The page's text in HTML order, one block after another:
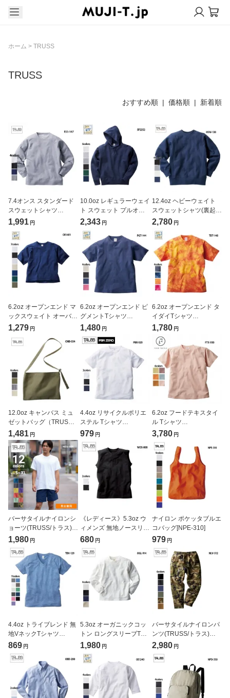
ホーム > TRUSS
TRUSS
おすすめ順 | 価格順 | 新着順
7.4オンス スタンダード
スウェットシャツ
(TRUSS/トラス)[RSS-
1,991 円
10.0oz レギュラーウェイ
ト スウェット プルオー
バー ポケットレス パー
(CROSS&STITCH/クロ
ス＆ステッチ)[SP2252]
2,343 円
12.4oz ヘビーウェイト
スウェットシャツ(裏起
毛)(TRUSS/トラス)
2,780 円
6.2oz オープンエンド マ
ックスウェイト オーバー
Tシャツ
ス＆ステッチ)[OE1401]
1,279 円
6.2oz オープンエンド ピ
グメントTシャツ
(CROSS&STITCH/クロ
1,480 円
6.2oz オープンエンド タ
イダイTシャツ
(CROSS&STITCH/クロ
ス＆ステッチ)[TDT-148]
1,780 円
12.0oz キャンバス ミュ
ゼットバッグ（TRUSS/
トラス）[CMB-034]
1,481 円
4.4oz リサイクルポリエ
ステル Tシャツ
(TRUSS/PBR ZERO)
[PBR-920]
979 円
6.2oz フードテキスタイ
ル Tシャツ
(TRUSS/FOOD
TEXTILE)[FTX-930]
3,780 円
バーサタイルナイロンシ
ョーツ(TRUSS/トラス)
[NSV-505]
1,980 円
《レディース》5.3oz ウ
ィメンズ 無地ノースリー
ブ Tシャツ(TRUSS/トラ
ス)[WOS-808]
680 円
ナイロン ポケッタブルエ
コバッグ[NPE-310]
979 円
4.4oz トライブレンド 無
地VネックTシャツ
(TRUSS/トラス)[TBV-
129]
869 円
5.3oz オーガニックコッ
トン ロングスリーブTシ
ャツ（リブ有り）
(TRUSS/orgabits/トラス/
オーガビッツ)[OGL-914]
1,980 円
バーサタイルナイロンパ
ンツ(TRUSS/トラス)
[NLV-512]
2,980 円